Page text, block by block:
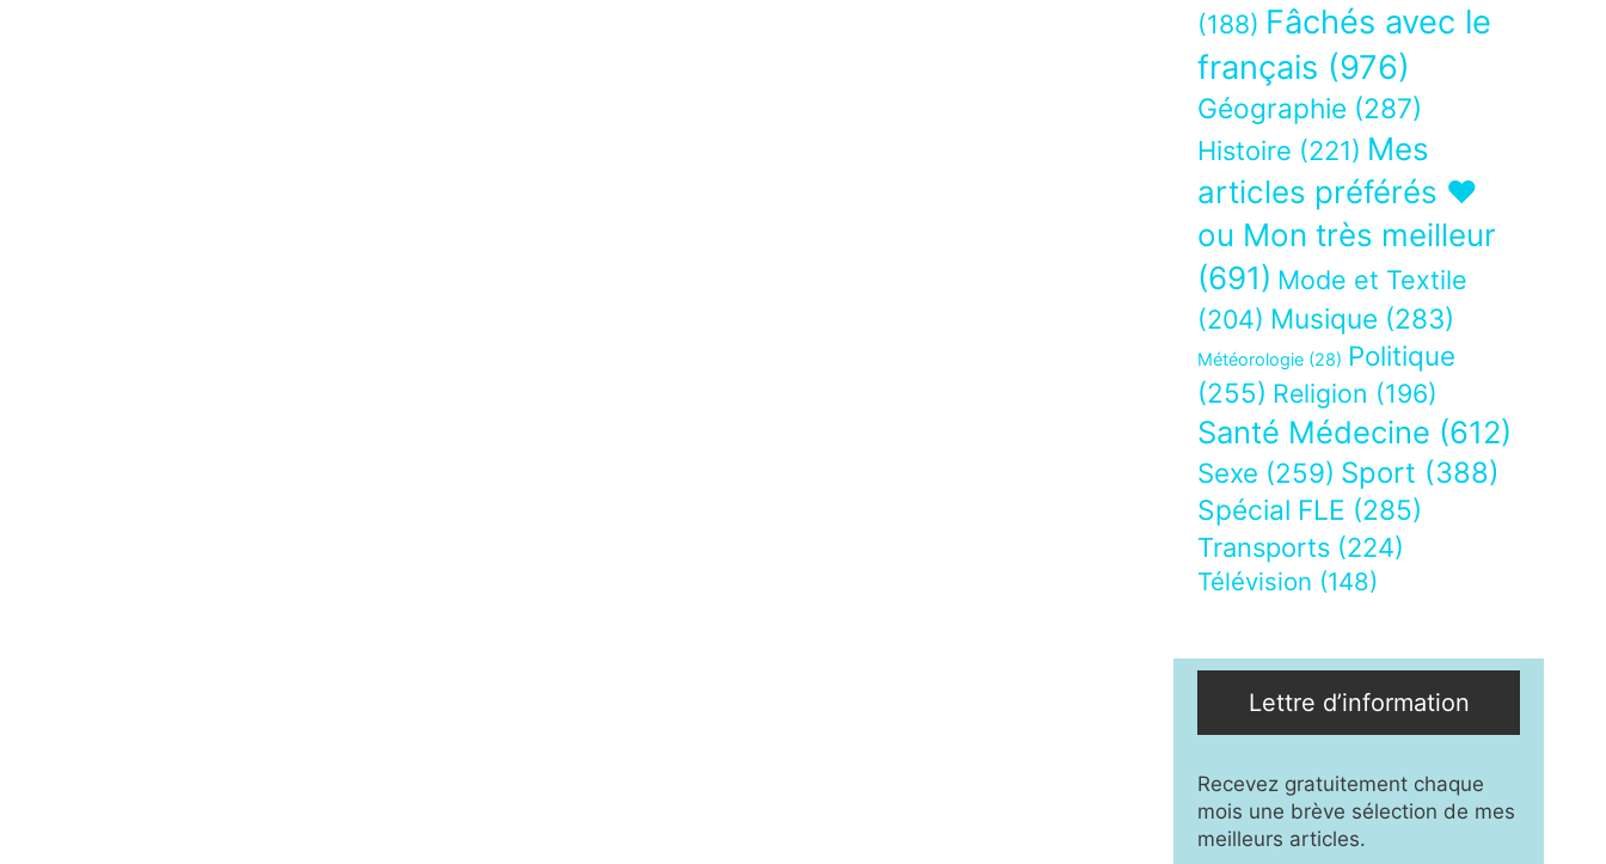
(188) Fâchés avec le
français (976)
Géographie (287)
Histoire (221) Mes
articles préférés ❤
ou Mon très meilleur
(691) Mode et Textile
(204) Musique (283)
Météorologie (28) Politique
(255) Religion (196)
Santé Médecine (612)
Sexe (259) Sport (388)
Spécial FLE (285)
Transports (224)
Télévision (148)
Lettre d’information
Recevez gratuitement chaque
mois une brève sélection de mes
meilleurs articles.